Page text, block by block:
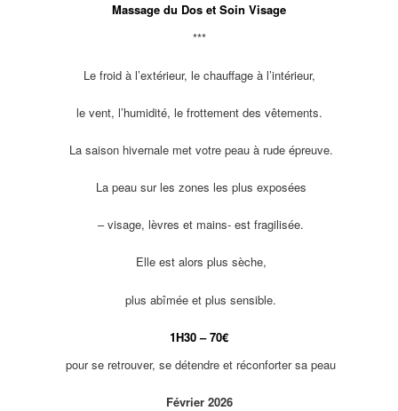
Massage du Dos et Soin Visage
***
Le froid à l’extérieur, le chauffage à l’intérieur,
le vent, l’humidité, le frottement des vêtements.
La saison hivernale met votre peau à rude épreuve.
La peau sur les zones les plus exposées
– visage, lèvres et mains- est fragilisée.
Elle est alors plus sèche,
plus abîmée et plus sensible.
1H30 – 70€
pour se retrouver, se détendre et réconforter sa peau
Février 2026